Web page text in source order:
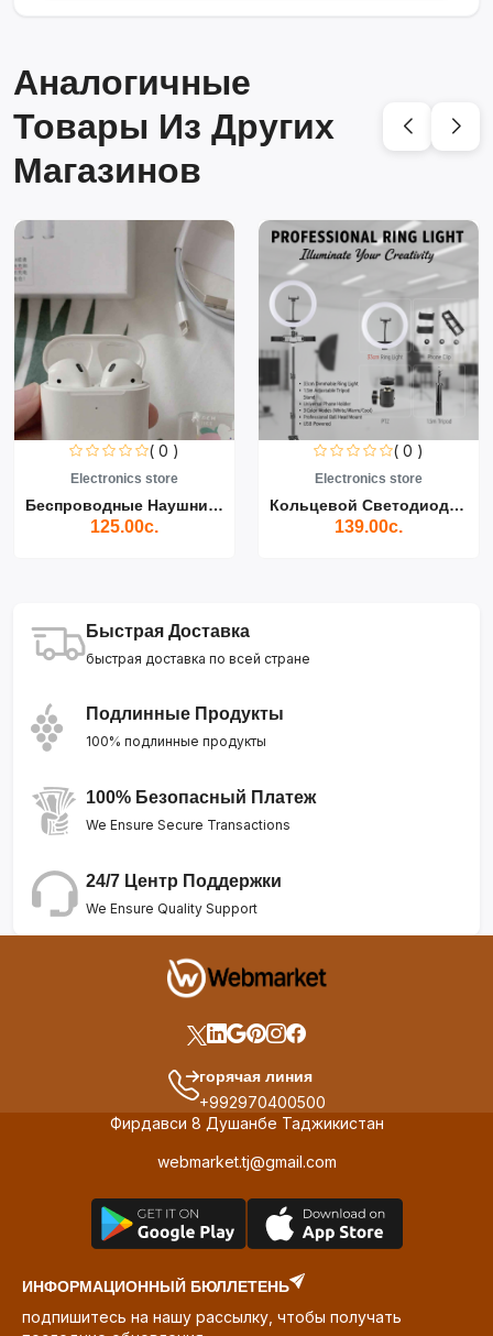
Аналогичные
Товары Из Других
Магазинов
( 0 )
Electronics store
Беспроводные Наушники Air...
125.00с.
( 0 )
Electronics store
Кольцевой Светодиодный Св...
139.00с.
Быстрая Доставка
быстрая доставка по всей стране
Подлинные Продукты
100% подлинные продукты
100% Безопасный Платеж
We Ensure Secure Transactions
24/7 Центр Поддержки
We Ensure Quality Support
горячая линия
+992970400500
Фирдавси 8 Душанбе Таджикистан
webmarket.tj@gmail.com
ИНФОРМАЦИОННЫЙ БЮЛЛЕТЕНЬ
подпишитесь на нашу рассылку, чтобы получать